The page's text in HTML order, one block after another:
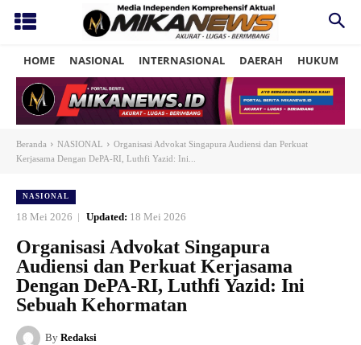
HOME NASIONAL INTERNASIONAL DAERAH HUKUM
Beranda NASIONAL
Organisasi Advokat Singapura Audiensi dan Perkuat
Kerjasama Dengan DePA-RI, Luthfi Yazid: Ini...
NASIONAL
18 Mei 2026 Updated: 18 Mei 2026
Organisasi Advokat Singapura
Audiensi dan Perkuat Kerjasama
Dengan DePA-RI, Luthfi Yazid: Ini
Sebuah Kehormatan
By Redaksi